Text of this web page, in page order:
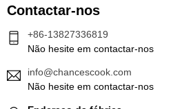
Contactar-nos
+86-13827336819
Não hesite em contactar-nos
info@chancescook.com
Não hesite em contactar-nos